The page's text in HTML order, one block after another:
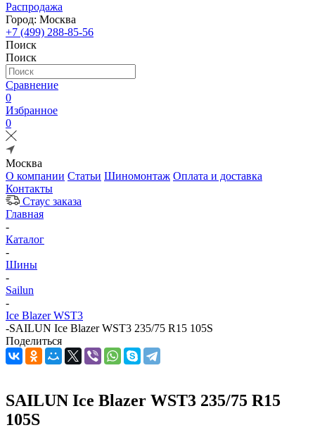
Распродажа
Город: Москва
+7 (499) 288-85-56
Поиск
Поиск
Сравнение
0
Избранное
0
Москва
О компании Статьи Шиномонтаж Оплата и доставка
Контакты
Стаус заказа
Главная
-
Каталог
-
Шины
-
Sailun
-
Ice Blazer WST3
-SAILUN Ice Blazer WST3 235/75 R15 105S
Поделиться
SAILUN Ice Blazer WST3 235/75 R15
105S